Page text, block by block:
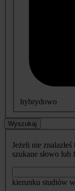
hybrydowo
Wyszukaj
Jeżeli nie
szukane słowo lub
kierunku studiów